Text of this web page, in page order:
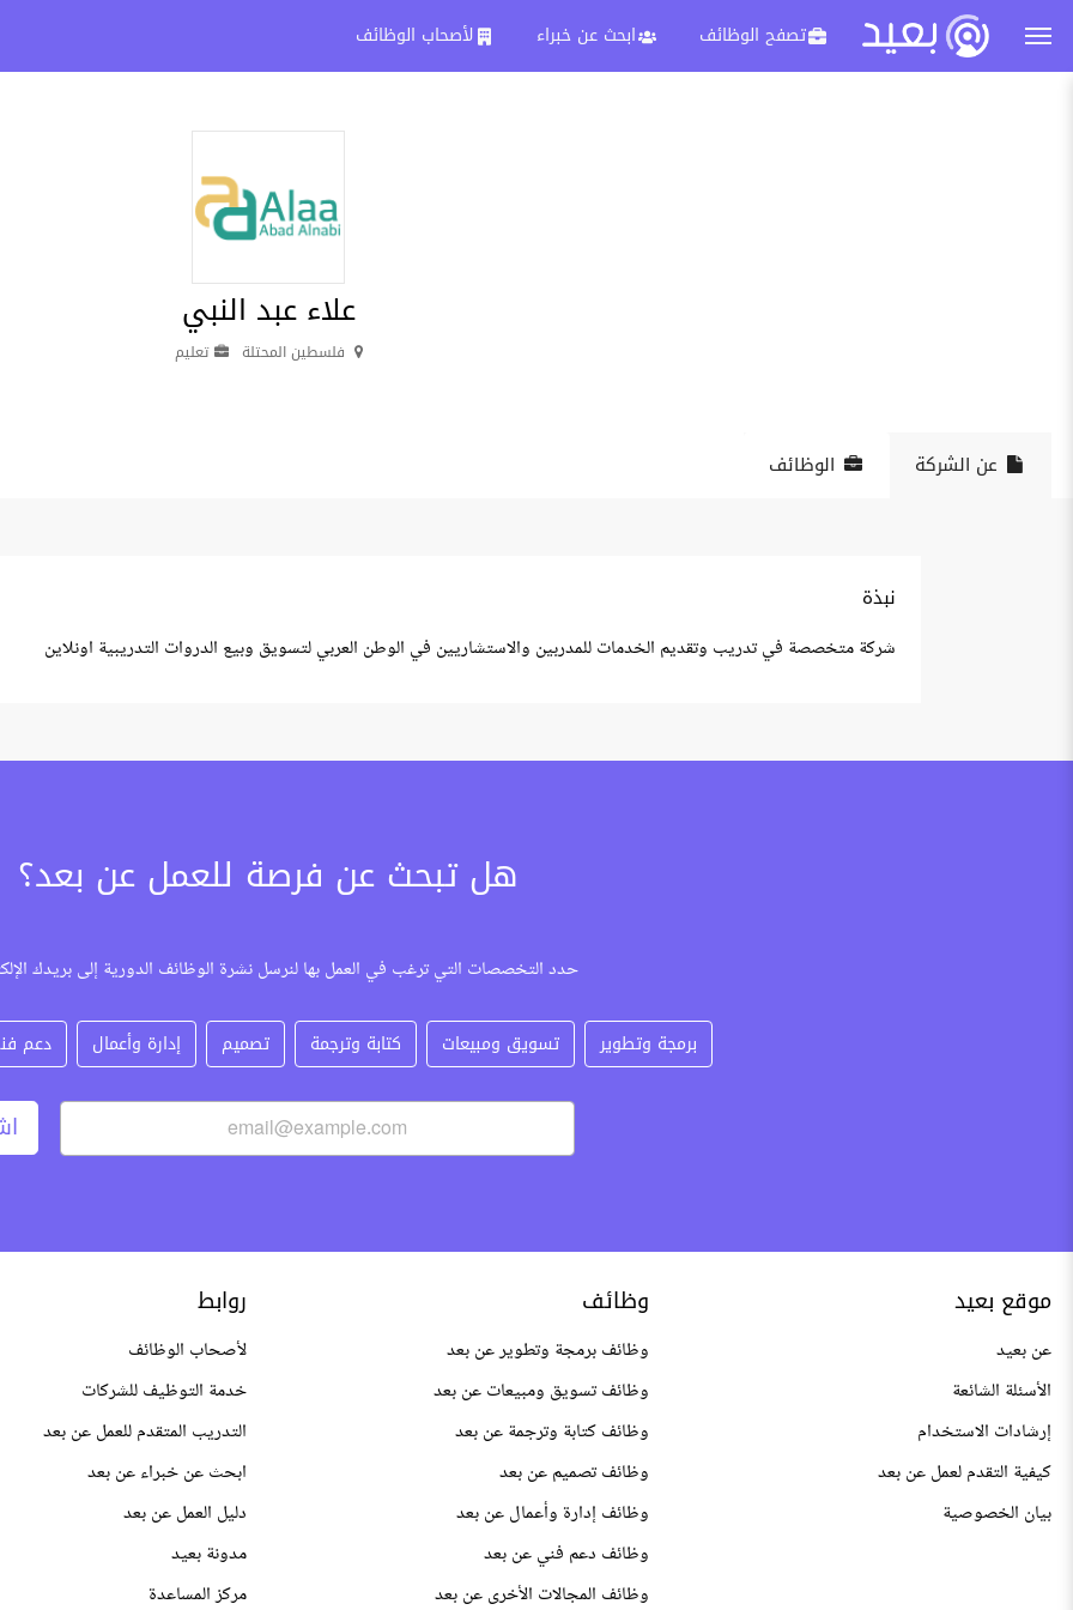
تصفح الوظائف ابحث عن خبراء لأصحاب الوظائف
علاء عبد النبي
فلسطين المحتلة تعليم
عن الشركة الوظائف
نبذة
شركة متخصصة في تدريب وتقديم الخدمات للمدربين والاستشاريين في الوطن العربي لتسويق وبيع الدروات التدريبية اونلاين
هل تبحث عن فرصة للعمل عن بعد؟
حدد التخصصات التي ترغب في العمل بها لنرسل نشرة الوظائف الدورية إلى بريدك
برمجة وتطوير تسويق ومبيعات كتابة وترجمة تصميم إدارة وأعمال دعم
موقع بعيد
عن بعيد
الأسئلة الشائعة
إرشادات الاستخدام
كيفية التقدم لعمل عن بعد
بيان الخصوصية
وظائف
وظائف برمجة وتطوير عن بعد
وظائف تسويق ومبيعات عن بعد
وظائف كتابة وترجمة عن بعد
وظائف تصميم عن بعد
وظائف إدارة وأعمال عن بعد
وظائف دعم فني عن بعد
وظائف المجالات الأخرى عن بعد
روابط
لأصحاب الوظائف
خدمة التوظيف للشركات
التدريب المتقدم للعمل عن بعد
ابحث عن خبراء عن بعد
دليل العمل عن بعد
مدونة بعيد
مركز المساعدة